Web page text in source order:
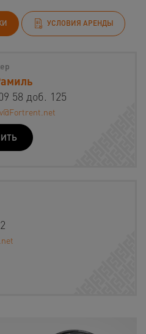
УСЛОВИЯ АРЕНДЫ
58 доб. 125